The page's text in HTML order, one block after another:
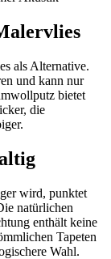
als Alternative.
und kann nur
bietet
die
wird, punktet
natürlichen
enthält keine
Tapeten
Wahl.